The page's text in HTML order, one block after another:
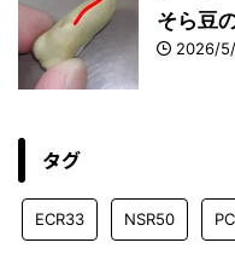
そら豆
2026/
タグ
ECR33 NSR50 PC